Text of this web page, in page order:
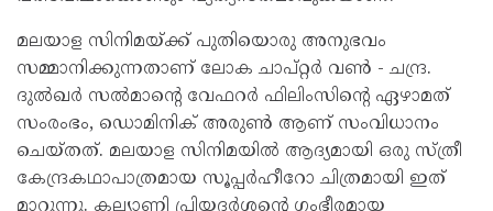
മലയാള സിനിമയ്ക്ക് പുതിയൊരു അനുഭവം
സമ്മാനിക്കുന്നതാണ് ലോക ചാപ്റ്റര്‍ വണ്‍ - ചന്ദ്ര.
ദുല്‍ഖര്‍ സല്‍മാന്റെ വേഫറര്‍ ഫിലിംസിന്റെ ഏഴാമത്
സംരംഭം, ഡൊമിനിക് അരുണ്‍ ആണ് സംവിധാനം
ചെയ്തത്. മലയാള സിനിമയില്‍ ആദ്യമായി ഒരു സ്ത്രീ
കേന്ദ്രകഥാപാത്രമായ സൂപ്പര്‍ഹീറോ ചിത്രമായി ഇത്
മാറുന്നു. കല്യാണി പ്രിയദര്‍ശന്റെ ഗംഭീരമായ